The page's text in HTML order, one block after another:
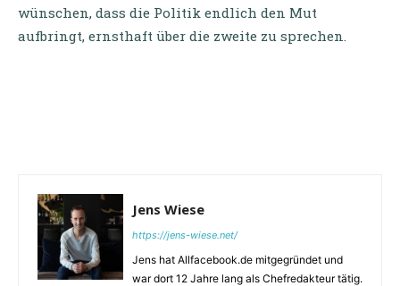
wünschen, dass die Politik endlich den Mut
aufbringt, ernsthaft über die zweite zu sprechen.
Jens Wiese
https://jens-wiese.net/
Jens hat Allfacebook.de mitgegründet und
war dort 12 Jahre lang als Chefredakteur tätig.